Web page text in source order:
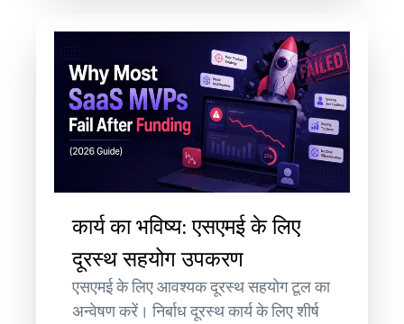
कार्य का भविष्य: एसएमई के लिए
दूरस्थ सहयोग उपकरण
एसएमई के लिए आवश्यक दूरस्थ सहयोग टूल का
अन्वेषण करें। निर्बाध दूरस्थ कार्य के लिए शीर्ष